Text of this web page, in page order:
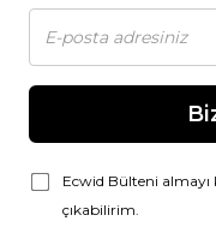
Ecwid Bülteni
çıkabilirim.